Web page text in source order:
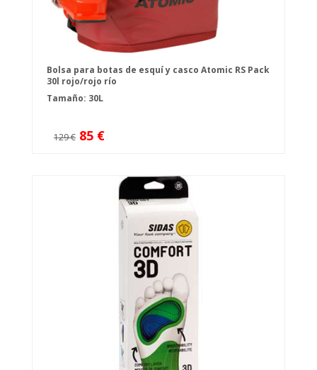
Bolsa para botas de esquí y casco Atomic RS Pack
30l rojo/rojo río
Tamaño: 30L
129 € 85 €